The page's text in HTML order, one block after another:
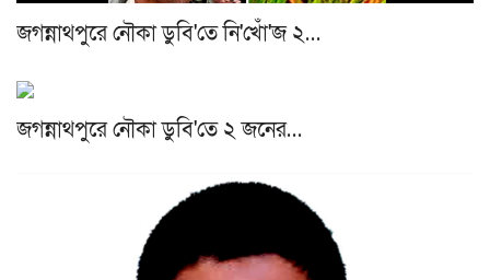
জগন্নাথপুরে নৌকা ডুবি'তে নি'খোঁ'জ ২…
জগন্নাথপুরে নৌকা ডুবি'তে ২ জনের…